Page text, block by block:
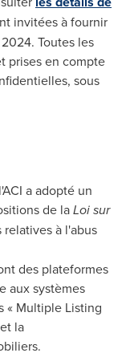
invitées à fournir
Toutes les
prises en compte
sous
a adopté un
de laLoi sur
à l'abus
des plateformes
aux systèmes
« Multiple Listing
la